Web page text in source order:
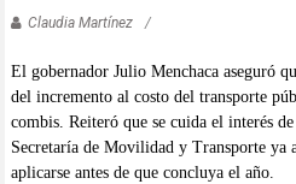
Claudia Martínez
El gobernador Julio Menchaca aseguró
del incremento al costo del transporte
combis. Reiteró que se cuida el interés
Secretaría de Movilidad y Transporte ya
aplicarse antes de que concluya el año.